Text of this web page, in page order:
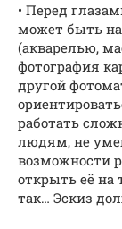
• Перед
может быть
(акварелью,
фотография
другой
работать
людям, не
возможности
открыть её на
так… Эскиз